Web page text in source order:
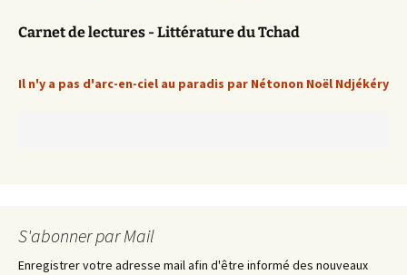
Carnet de lectures - Littérature du Tchad
Il n'y a pas d'arc-en-ciel au paradis par Nétonon Noël Ndjékéry
S'abonner par Mail
Enregistrer votre adresse mail afin d'être informé des nouveaux